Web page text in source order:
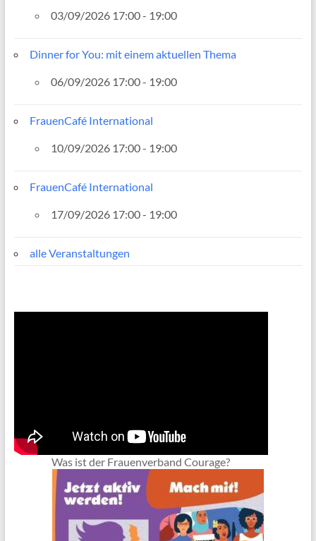
03/09/2026 17:00 - 19:00
Dinner for You: mit einem aktuellen Thema
06/09/2026 17:00 - 19:00
FrauenCafé International
10/09/2026 17:00 - 19:00
FrauenCafé International
17/09/2026 17:00 - 19:00
alle Veranstaltungen
Was ist der Frauenverband Courage?